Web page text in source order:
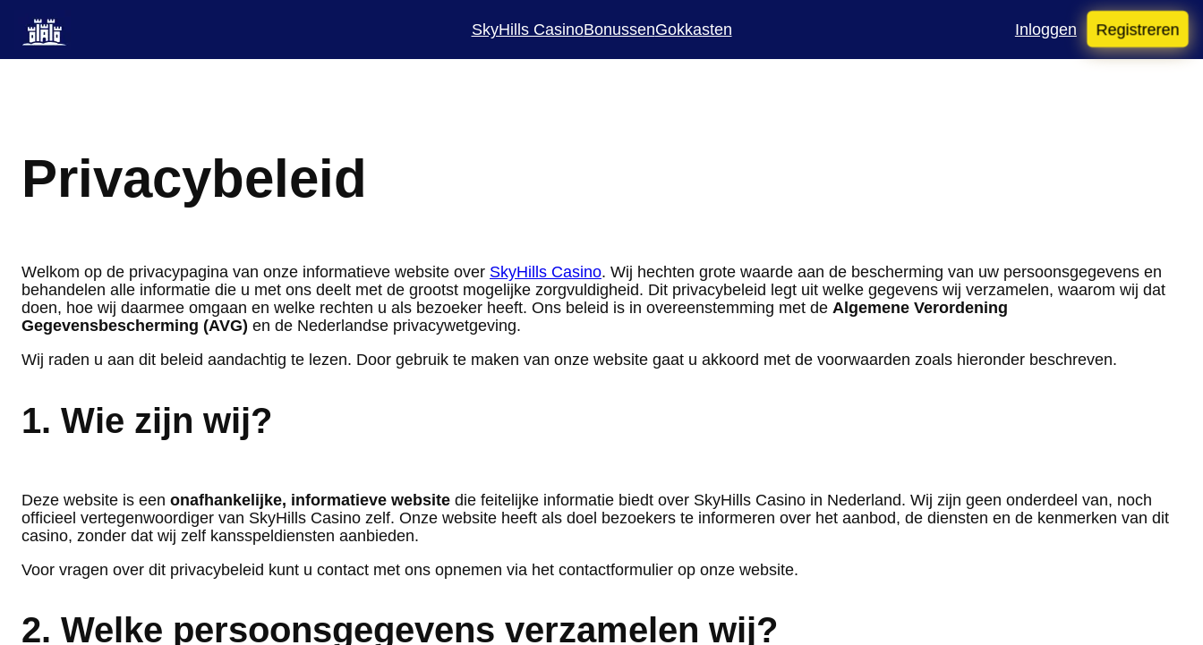
naar
de
inhoud
SkyHills CasinoBonussenGokkasten Inloggen Registreren
Privacybeleid
Welkom op de privacypagina van onze informatieve website over SkyHills Casino. Wij hechten grote waarde aan de bescherming van uw persoonsgegevens en
behandelen alle informatie die u met ons deelt met de grootst mogelijke zorgvuldigheid. Dit privacybeleid legt uit welke gegevens wij verzamelen, waarom wij dat
doen, hoe wij daarmee omgaan en welke rechten u als bezoeker heeft. Ons beleid is in overeenstemming met de Algemene Verordening
Gegevensbescherming (AVG) en de Nederlandse privacywetgeving.
Wij raden u aan dit beleid aandachtig te lezen. Door gebruik te maken van onze website gaat u akkoord met de voorwaarden zoals hieronder beschreven.
1. Wie zijn wij?
Deze website is een onafhankelijke, informatieve website die feitelijke informatie biedt over SkyHills Casino in Nederland. Wij zijn geen onderdeel van, noch
officieel vertegenwoordiger van SkyHills Casino zelf. Onze website heeft als doel bezoekers te informeren over het aanbod, de diensten en de kenmerken van dit
casino, zonder dat wij zelf kansspeldiensten aanbieden.
Voor vragen over dit privacybeleid kunt u contact met ons opnemen via het contactformulier op onze website.
2. Welke persoonsgegevens verzamelen wij?